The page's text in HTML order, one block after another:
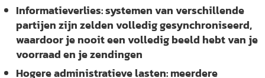
Informatieverlies: systemen van verschillende
partijen zijn zelden volledig gesynchroniseerd,
waardoor je nooit een volledig beeld hebt van je
voorraad en je zendingen
Hogere administratieve lasten: meerdere